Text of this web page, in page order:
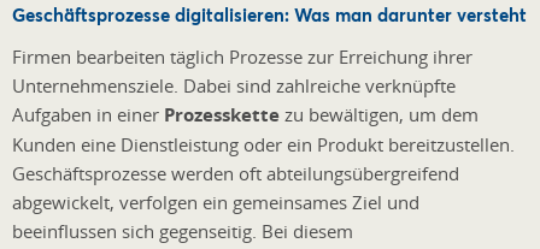
Geschäftsprozesse digitalisieren: Was man darunter versteht
Firmen bearbeiten täglich Prozesse zur Erreichung ihrer
Unternehmensziele. Dabei sind zahlreiche verknüpfte
Aufgaben in einer Prozesskette zu bewältigen, um dem
Kunden eine Dienstleistung oder ein Produkt bereitzustellen.
Geschäftsprozesse werden oft abteilungsübergreifend
abgewickelt, verfolgen ein gemeinsames Ziel und
beeinflussen sich gegenseitig. Bei diesem